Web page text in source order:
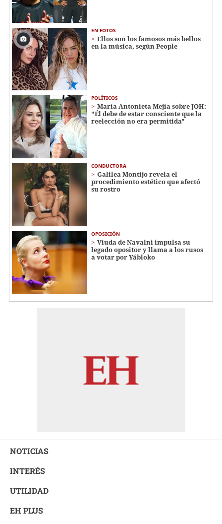
EN FOTOS
Ellos son los famosos más bellos
en la música, según People
POLÍTICOS
María Antonieta Mejía sobre JOH:
"Él debe de estar consciente que la
reelección no era permitida"
CONDUCTORA
Galilea Montijo revela el
procedimiento estético que afectó
su rostro
OPOSICIÓN
Viuda de Navalni impulsa su
legado opositor y llama a los rusos
a votar por Yábloko
NOTICIAS
INTERÉS
UTILIDAD
EH PLUS